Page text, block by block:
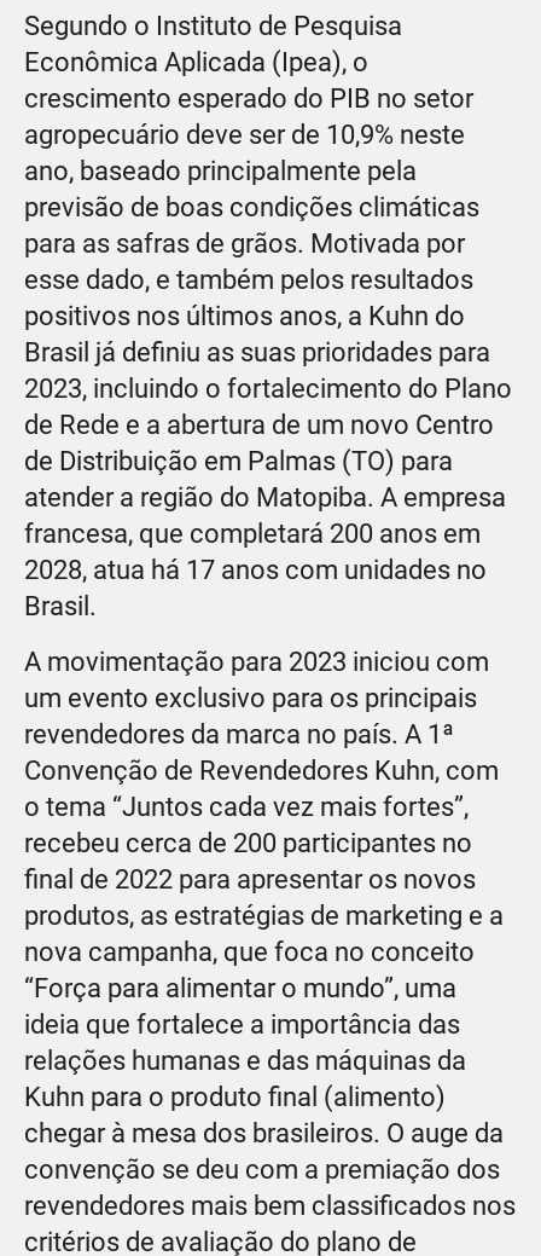
Segundo o Instituto de Pesquisa
Econômica Aplicada (Ipea), o
crescimento esperado do PIB no setor
agropecuário deve ser de 10,9% neste
ano, baseado principalmente pela
previsão de boas condições climáticas
para as safras de grãos. Motivada por
esse dado, e também pelos resultados
positivos nos últimos anos, a Kuhn do
Brasil já definiu as suas prioridades para
2023, incluindo o fortalecimento do Plano
de Rede e a abertura de um novo Centro
de Distribuição em Palmas (TO) para
atender a região do Matopiba. A empresa
francesa, que completará 200 anos em
2028, atua há 17 anos com unidades no
Brasil.
A movimentação para 2023 iniciou com
um evento exclusivo para os principais
revendedores da marca no país. A 1ª
Convenção de Revendedores Kuhn, com
o tema “Juntos cada vez mais fortes”,
recebeu cerca de 200 participantes no
final de 2022 para apresentar os novos
produtos, as estratégias de marketing e a
nova campanha, que foca no conceito
“Força para alimentar o mundo”, uma
ideia que fortalece a importância das
relações humanas e das máquinas da
Kuhn para o produto final (alimento)
chegar à mesa dos brasileiros. O auge da
convenção se deu com a premiação dos
revendedores mais bem classificados nos
critérios de avaliação do plano de